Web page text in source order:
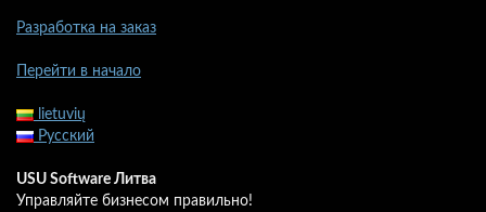
Разработка на заказ
Перейти в начало
lietuvių
Русский
USU Software Литва
Управляйте бизнесом правильно!